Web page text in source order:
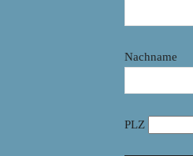
Nachname
PLZ